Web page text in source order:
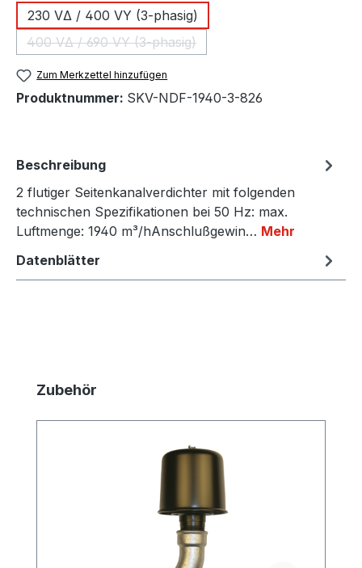
230 VΔ / 400 VY (3-phasig)
400 VΔ / 690 VY (3-phasig)
(Diese Option ist zurzeit nicht verfügbar.)
Zum Merkzettel hinzufügen
Produktnummer: SKV-NDF-1940-3-826
Beschreibung
2 flutiger Seitenkanalverdichter mit folgenden
technischen Spezifikationen bei 50 Hz: max.
Luftmenge: 1940 m³/hAnschlußgewin… Mehr
Datenblätter
Produktgalerie überspringen
Zubehör